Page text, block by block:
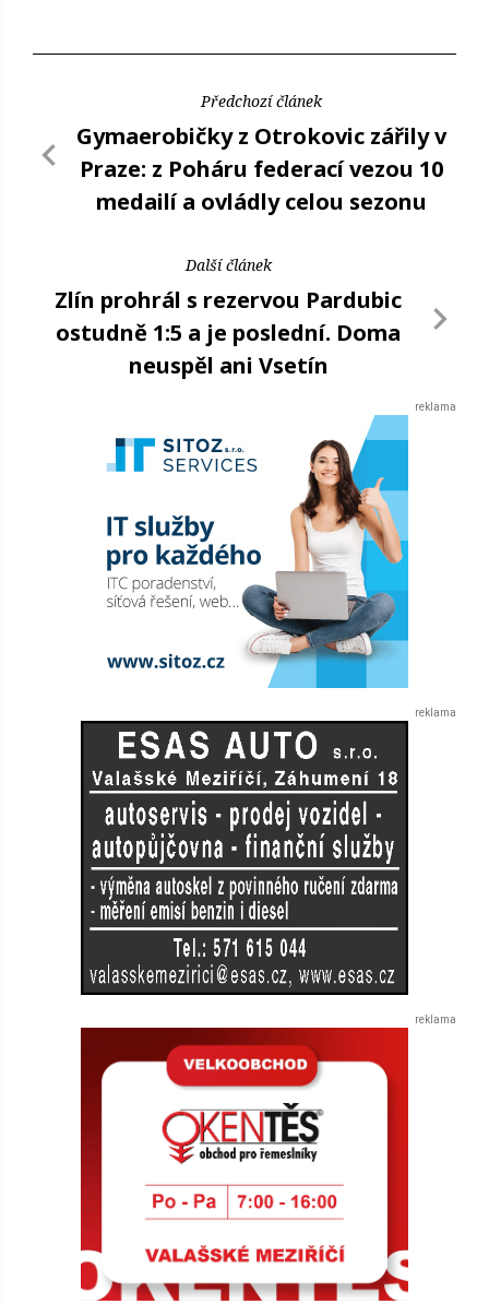
Předchozí článek
Gymaerobičky z Otrokovic zářily v
Praze: z Poháru federací vezou 10
medailí a ovládly celou sezonu
Další článek
Zlín prohrál s rezervou Pardubic
ostudně 1:5 a je poslední. Doma
neuspěl ani Vsetín